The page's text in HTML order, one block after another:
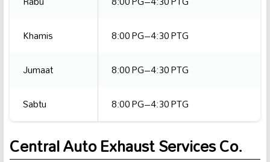
Khamis
8:00 PG–4:30 PTG
Jumaat
8:00 PG–4:30 PTG
Sabtu
8:00 PG–4:30 PTG
Central Auto Exhaust Services Co.